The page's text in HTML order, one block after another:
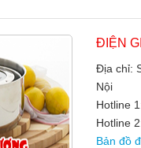
ĐIỆN
Địa chỉ:
Nội
Hotline
Hotline
Bản đồ